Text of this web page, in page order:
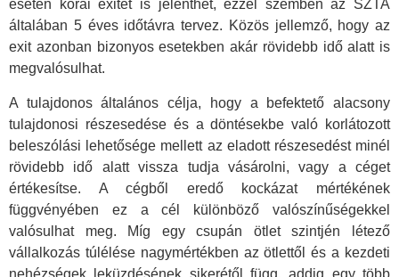
esetén korai exitet is jelenthet, ezzel szemben az SZTA
általában 5 éves időtávra tervez. Közös jellemző, hogy az
exit azonban bizonyos esetekben akár rövidebb idő alatt is
megvalósulhat.
A tulajdonos általános célja, hogy a befektető alacsony
tulajdonosi részesedése és a döntésekbe való korlátozott
beleszólási lehetősége mellett az eladott részesedést minél
rövidebb idő alatt vissza tudja vásárolni, vagy a céget
értékesítse. A cégből eredő kockázat mértékének
függvényében ez a cél különböző valószínűségekkel
valósulhat meg. Míg egy csupán ötlet szintjén létező
vállalkozás túlélése nagymértékben az ötlettől és a kezdeti
nehézségek leküzdésének sikerétől függ, addig egy több